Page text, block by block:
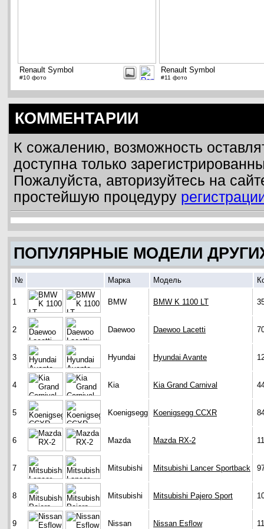
Renault Symbol
#10 фото
Renault Symbol
#11 фото
КОММЕНТАРИИ
К сожалению, возможность
доступна только
Пожалуйста, авторизуйтесь на
простейшую процедуру
ПОПУЛЯРНЫЕ МОДЕЛИ
№ Марка Модель
1 BMW BMW K 1100 LT
2 Daewoo Daewoo Lacetti
3 Hyundai Hyundai Avante
4 Kia Kia Grand Carnival
5 Koenigsegg Koenigsegg CCXR
6 Mazda Mazda RX-2
7 Mitsubishi Mitsubishi Lancer Sportback
8 Mitsubishi Mitsubishi Pajero Sport
9 Nissan Nissan Esflow